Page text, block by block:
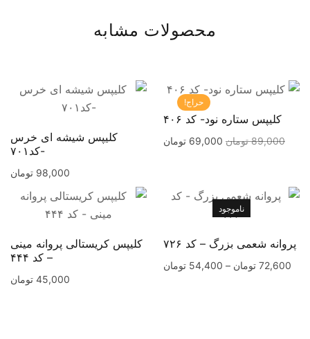
محصولات مشابه
حراج!
کلیپس ستاره نود- کد ۴۰۶
89,000 تومان 69,000 تومان
کلیپس شیشه ای خرس
-کد۷۰۱
98,000 تومان
ناموجود
پروانه شعمی بزرگ – کد ۷۲۶
72,600 تومان –
54,400 تومان
کلیپس کریستالی پروانه مینی
– کد ۴۴۴
45,000 تومان